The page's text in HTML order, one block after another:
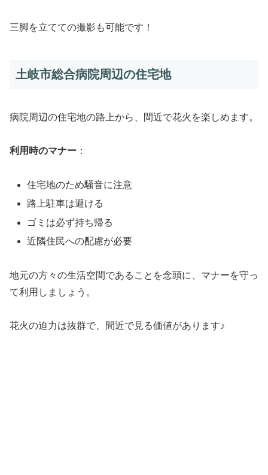
三脚を立てての撮影も可能です！
土岐市総合病院周辺の住宅地
病院周辺の住宅地の路上から、間近で花火を楽しめます。
利用時のマナー ：
住宅地のため騒音に注意
路上駐車は避ける
ゴミは必ず持ち帰る
近隣住民への配慮が必要
地元の方々の生活空間であることを念頭に、マナーを守っ
て利用しましょう。
花火の迫力は抜群で、間近で見る価値があります♪